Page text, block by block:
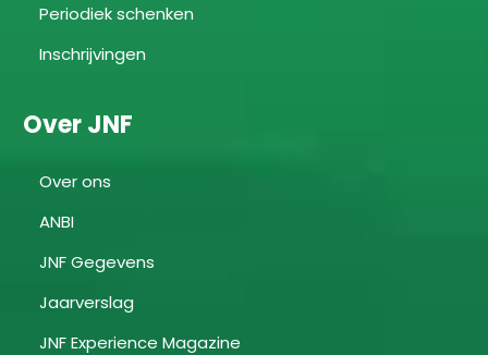
Periodiek schenken
Inschrijvingen
Over JNF
Over ons
ANBI
JNF Gegevens
Jaarverslag
JNF Experience Magazine